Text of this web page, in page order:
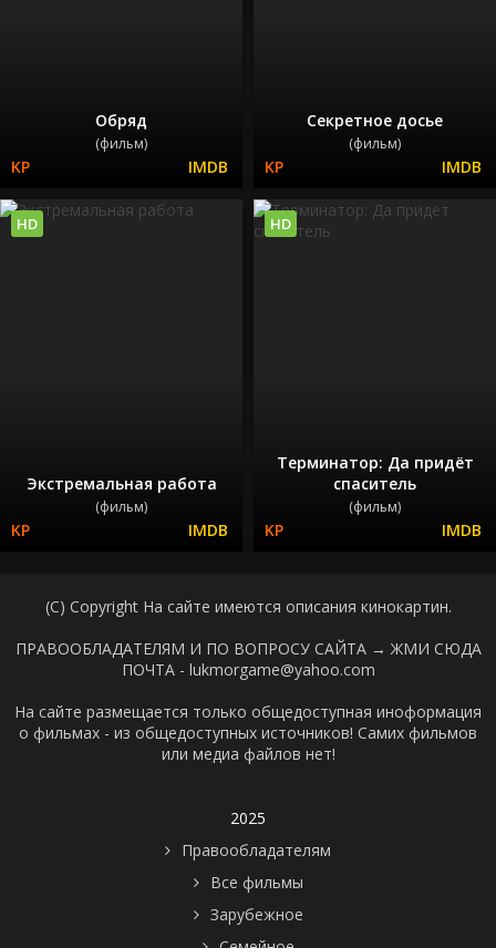
Обряд
(фильм)
Секретное досье
(фильм)
Экстремальная работа
(фильм)
HD
Терминатор: Да придёт
спаситель
(фильм)
HD
(C) Copyright На сайте имеются описания кинокартин.
ПРАВООБЛАДАТЕЛЯМ И ПО ВОПРОСУ САЙТА → ЖМИ СЮДА
ПОЧТА - lukmorgame@yahoo.com
На сайте размещается только общедоступная иноформация
о фильмах - из общедоступных источников! Самих фильмов
или медиа файлов нет!
2025
Правообладателям
Все фильмы
Зарубежное